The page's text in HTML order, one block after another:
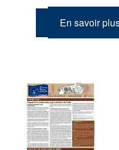
En savoir